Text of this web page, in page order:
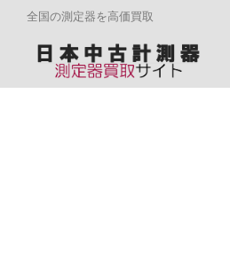
全国の測定器を高価買取